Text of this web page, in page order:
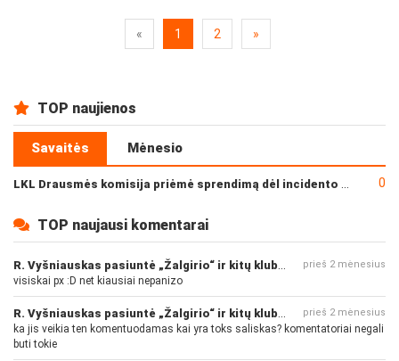
« 1 2 »
TOP naujienos
Savaitės Mėnesio
0
TOP naujausi komentarai
prieš 2 mėnesius
visiskai px :D net kiausiai nepanizo
prieš 2 mėnesius
ka jis veikia ten komentuodamas kai yra toks saliskas? komentatoriai negali
buti tokie